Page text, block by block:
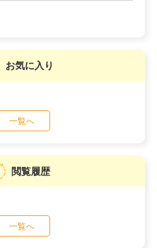
お気に入り
一覧へ
閲覧履歴
一覧へ